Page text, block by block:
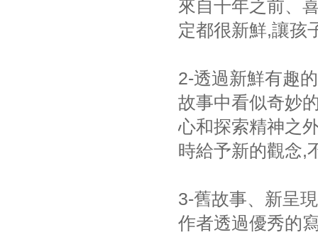
來自千年之前、
定都很新鮮,讓孩
2-透過新鮮有趣
故事中看似奇妙
心和探索精神之
時給予新的觀念,
3-舊故事、新呈
作者透過優秀的